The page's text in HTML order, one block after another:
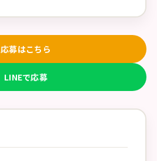
応募はこちら
LINEで応募